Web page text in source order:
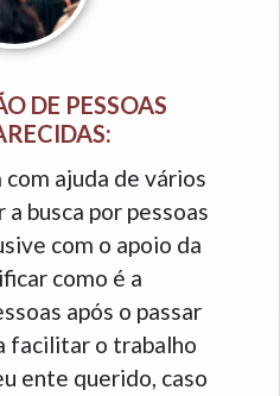
DE PESSOAS
ajuda de vários
busca por pessoas
com o apoio da
como é a
após o passar
facilitar o trabalho
ente querido, caso